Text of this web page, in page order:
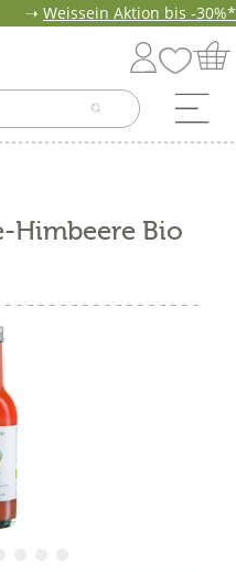
➝ Weissein Aktion bis -30%*
Himbeere Bio